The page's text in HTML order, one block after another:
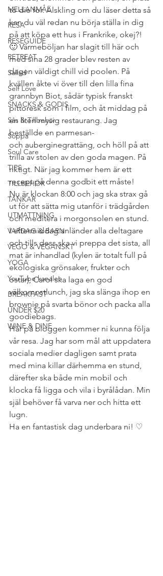
MELLANMÅL
RESA
RESEGUIDE
RETREAT
Sallad
Self Love
SNACKS & GODIS
Sås & Tillbehör
Soppa
Soul Care
TIPS
TILLBEHÖR
TANKAR
UTMATTNING
VARDAG & BARN
VEGO & VEGANSKT
YOGA
YouTube kanalen
BREAKFAST
UNDER $20
WINE & DINE
to die for. Älskling om du läser detta så
kan du väl redan nu börja ställa in dig
på att köpa ett hus i Frankrike, okej?!
🙂 Värmeböljan har slagit till här och
med sina 28 grader blev resten av
dagen väldigt chill vid poolen. På
kvällen åkte vi över till den lilla fina
grannbyn Biot, sådär typisk franskt
pittoresk som i film, och åt middag på
en liten mysig restaurang. Jag
beställde en parmesan-
och auberginegrattäng, och höll på att
trilla av stolen av den goda magen. På
riktigt. När jag kommer hem är ett
recept på denna godbit ett måste!
Nu är klockan 8:00 och jag ska strax gå
ut för att sätta mig utanför i trädgården
och meditera i morgonsolen en stund.
I eftermiddag anländer alla deltagare
och tills dess ska vi preppa det sista, all
mat är inhandlad (kylen är totalt full på
ekologiska grönsaker, frukter och
ostar), Carol ska laga en god
välkomnstlunch, jag ska slänga ihop en
brownie på svarta bönor och packa alla
goodiebags.
Här på bloggen kommer ni kunna följa
vår resa. Jag har som mål att uppdatera
sociala medier dagligen samt prata
med mina killar därhemma en stund,
därefter ska både min mobil och
klocka få ligga och vila i byrålådan. Min
själ behöver få varva ner och hitta ett
lugn.
Ha en fantastisk dag underbara ni! ♡